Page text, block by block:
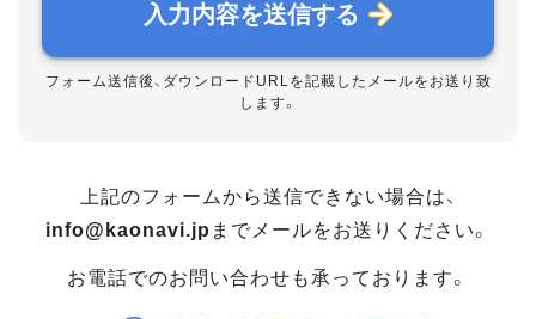
入力内容を送信する
フォーム送信後、ダウンロードURLを記載したメールをお送り致
します。
上記のフォームから送信できない場合は、
info@kaonavi.jp までメールをお送りください。
お電話でのお問い合わせも承っております。